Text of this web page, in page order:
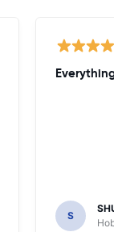
Everything
S